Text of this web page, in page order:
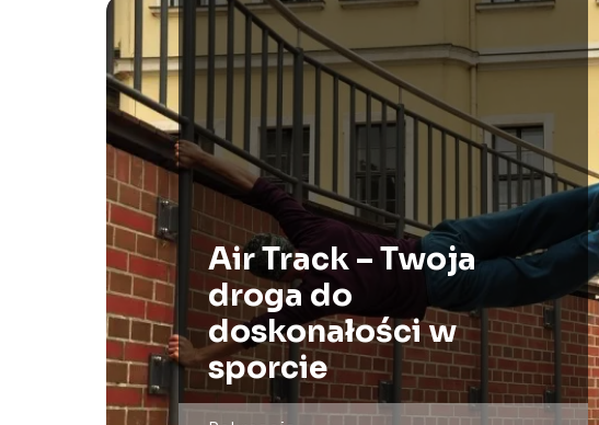
Air Track – Twoja
droga do
doskonałości w
sporcie